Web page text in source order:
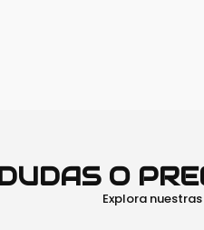
O
Explora